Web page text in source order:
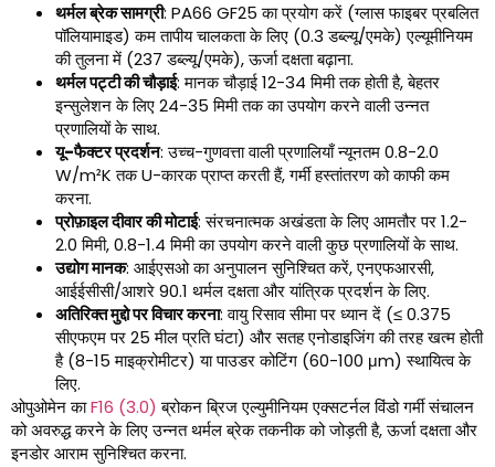
थर्मल ब्रेक सामग्री: PA66 GF25 का प्रयोग करें (ग्लास फाइबर प्रबलित
पॉलियामाइड) कम तापीय चालकता के लिए (0.3 डब्ल्यू/एमके) एल्यूमीनियम
की तुलना में (237 डब्ल्यू/एमके), ऊर्जा दक्षता बढ़ाना.
थर्मल पट्टी की चौड़ाई: मानक चौड़ाई 12-34 मिमी तक होती है, बेहतर
इन्सुलेशन के लिए 24-35 मिमी तक का उपयोग करने वाली उन्नत
प्रणालियों के साथ.
यू-फैक्टर प्रदर्शन: उच्च-गुणवत्ता वाली प्रणालियाँ न्यूनतम 0.8-2.0
W/m²K तक U-कारक प्राप्त करती हैं, गर्मी हस्तांतरण को काफी कम
करना.
प्रोफ़ाइल दीवार की मोटाई: संरचनात्मक अखंडता के लिए आमतौर पर 1.2-
2.0 मिमी, 0.8-1.4 मिमी का उपयोग करने वाली कुछ प्रणालियों के साथ.
उद्योग मानक: आईएसओ का अनुपालन सुनिश्चित करें, एनएफआरसी,
आईईसीसी/आशरे 90.1 थर्मल दक्षता और यांत्रिक प्रदर्शन के लिए.
अतिरिक्त मुद्दो पर विचार करना: वायु रिसाव सीमा पर ध्यान दें (≤ 0.375
सीएफएम पर 25 मील प्रति घंटा) और सतह एनोडाइजिंग की तरह खत्म होती
है (8-15 माइक्रोमीटर) या पाउडर कोटिंग (60-100 μm) स्थायित्व के
लिए.
ओपुओमेन काF16 (3.0) ब्रोकन ब्रिज एल्युमीनियम एक्सटर्नल विंडो गर्मी संचालन
को अवरुद्ध करने के लिए उन्नत थर्मल ब्रेक तकनीक को जोड़ती है, ऊर्जा दक्षता और
इनडोर आराम सुनिश्चित करना.